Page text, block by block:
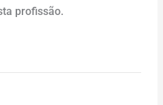
profissão.